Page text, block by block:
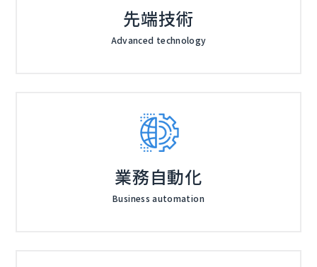
先端技術
Advanced technology
業務自動化
Business automation